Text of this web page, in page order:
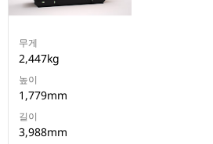
무게
2,447kg
높이
1,779mm
길이
3,988mm